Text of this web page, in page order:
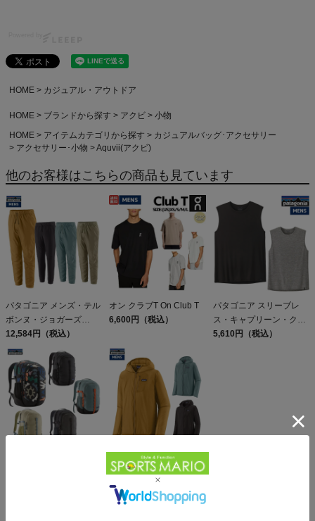
HOME カジュアル・アウトドア
HOME ブランドから探す アクビ
小物
HOME
アイテムカテゴリから探す
カジュアルバッグ･アクセサリー
アクセサリー･小物
Aquvii(アクビ)
他のお客様はこちらの商品も見ています
パタゴニア メンズ・テル
ボンヌ・ジョガーズ
PATAGONIA MS
TERREBONNE
JOGGERS
12,584円（税込）
オン クラブT On Club T
6,600円（税込）
パタゴニア スリーブレ
ス・キャプリーン・クー
ル・デイリー・シャツ
5,610円（税込）
パタゴニア フーディニ・
ジャケット PATAGONIA
MS HOUDINI JKT
13,558円（税込）